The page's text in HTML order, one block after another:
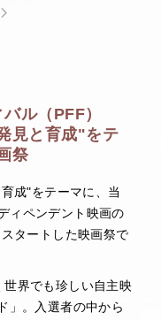
ル（PFF）
見と育成"をテ
祭
成"をテーマに、当
ィペンデント映画の
タートした映画祭で
界でも珍しい自主映
」。入選者の中から